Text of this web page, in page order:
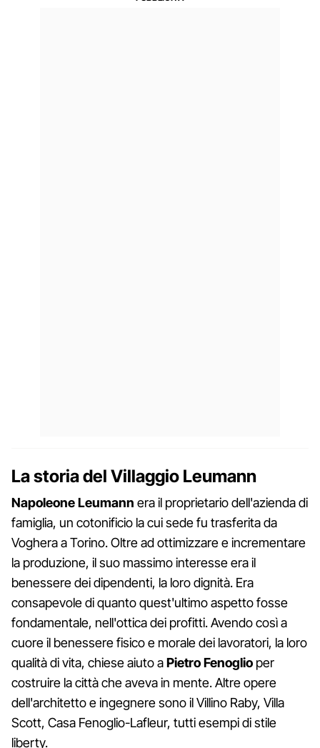
La storia del Villaggio Leumann
Napoleone Leumann era il proprietario dell'azienda di
famiglia, un cotonificio la cui sede fu trasferita da
Voghera a Torino. Oltre ad ottimizzare e incrementare
la produzione, il suo massimo interesse era il
benessere dei dipendenti, la loro dignità. Era
consapevole di quanto quest'ultimo aspetto fosse
fondamentale, nell'ottica dei profitti. Avendo così a
cuore il benessere fisico e morale dei lavoratori, la loro
qualità di vita, chiese aiuto aPietro Fenoglio per
costruire la città che aveva in mente. Altre opere
dell'architetto e ingegnere sono il Villino Raby, Villa
Scott, Casa Fenoglio-Lafleur, tutti esempi di stile
liberty.